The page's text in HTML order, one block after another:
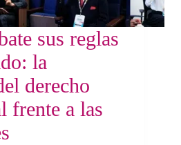
sus reglas
la
derecho
frente a las